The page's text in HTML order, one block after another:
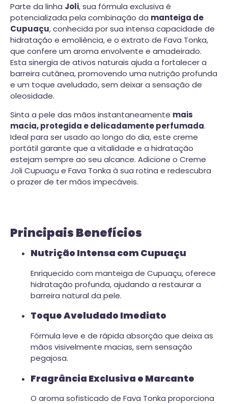
Parte da linha Joli, sua fórmula exclusiva é
potencializada pela combinação da manteiga de
Cupuaçu, conhecida por sua intensa capacidade de
hidratação e emoliência, e o extrato de Fava Tonka,
que confere um aroma envolvente e amadeirado.
Esta sinergia de ativos naturais ajuda a fortalecer a
barreira cutânea, promovendo uma nutrição profunda
e um toque aveludado, sem deixar a sensação de
oleosidade.
Sinta a pele das mãos instantaneamente mais
macia, protegida e delicadamente perfumada.
Ideal para ser usado ao longo do dia, este creme
portátil garante que a vitalidade e a hidratação
estejam sempre ao seu alcance. Adicione o Creme
Joli Cupuaçu e Fava Tonka à sua rotina e redescubra
o prazer de ter mãos impecáveis.
Principais Benefícios
Nutrição Intensa com Cupuaçu
Enriquecido com manteiga de Cupuaçu, oferece
hidratação profunda, ajudando a restaurar a
barreira natural da pele.
Toque Aveludado Imediato
Fórmula leve e de rápida absorção que deixa as
mãos visivelmente macias, sem sensação
pegajosa.
Fragrância Exclusiva e Marcante
O aroma sofisticado de Fava Tonka proporciona